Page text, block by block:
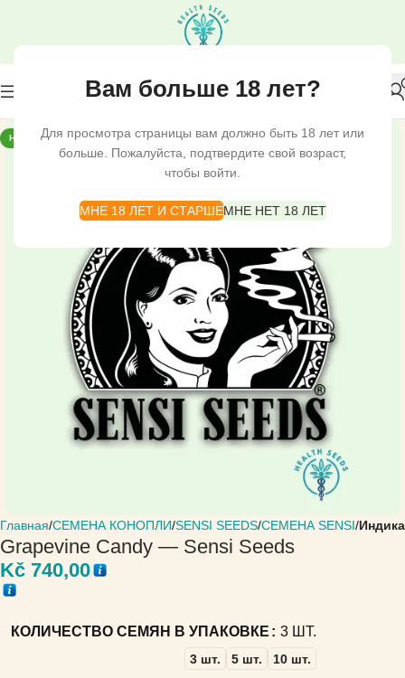
Вам больше 18 лет?
Для просмотра страницы вам должно быть 18 лет или
больше. Пожалуйста, подтвердите свой возраст,
чтобы войти.
МНЕ 18 ЛЕТ И СТАРШЕМНЕ НЕТ 18 ЛЕТ
НОВЫЙ
Главная СЕМЕНА КОНОПЛИ SENSI SEEDS СЕМЕНА SENSI Индика
Grapevine Candy — Sensi Seeds
Kč 740,00
КОЛИЧЕСТВО СЕМЯН В УПАКОВКЕ 3 ШТ.
3 шт. 5 шт. 10 шт.